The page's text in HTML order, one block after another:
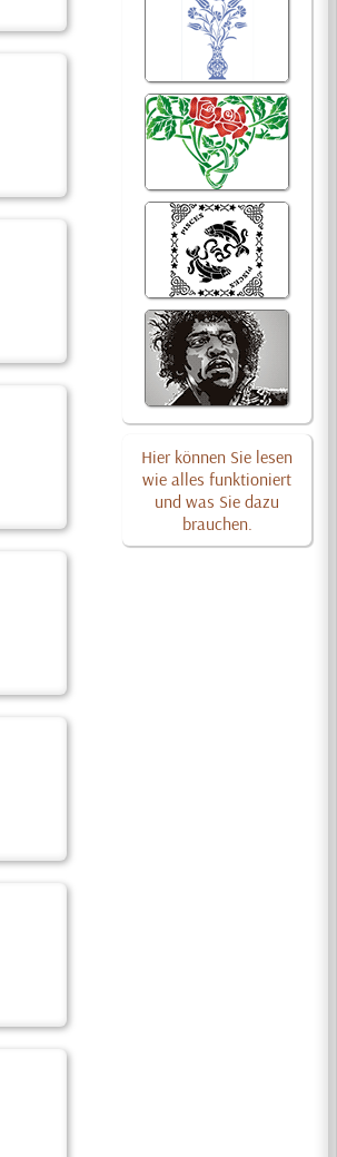
Hier können Sie lesen
wie alles funktioniert
und was Sie dazu
brauchen.